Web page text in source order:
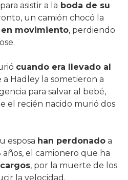
asistir a la boda de su
un camión chocó la
movimiento, perdiendo
cuando era llevado al
a Hadley la sometieron a
para salvar al bebé,
el recién nacido murió dos
esposa han perdonado a
el camionero que ha
, por la muerte de los
la velocidad.